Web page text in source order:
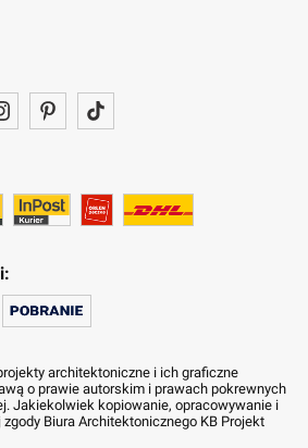
architektoniczne i ich graficzne
o prawie autorskim i prawach pokrewnych
Jakiekolwiek kopiowanie, opracowywanie i
Biura Architektonicznego KB Projekt